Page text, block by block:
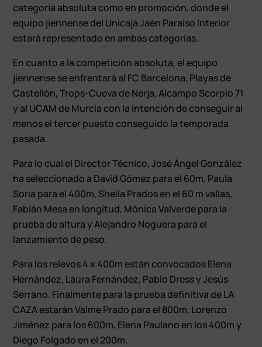
categoría absoluta como en promoción, donde el
equipo jiennense del Unicaja Jaén Paraíso Interior
estará representado en ambas categorías.
En cuanto a la competición absoluta, el equipo
jiennense se enfrentará al FC Barcelona, Playas de
Castellón, Trops-Cueva de Nerja, Alcampo Scorpio 71
y al UCAM de Murcia con la intención de conseguir al
menos el tercer puesto conseguido la temporada
pasada.
Para lo cual el Director Técnico, José Ángel González
ha seleccionado a David Gómez para el 60m, Paula
Soria para el 400m, Sheila Prados en el 60 m vallas,
Fabián Mesa en longitud, Mónica Valverde para la
prueba de altura y Alejandro Noguera para el
lanzamiento de peso.
Para los relevos 4 x 400m están convocados Elena
Hernández, Laura Fernández, Pablo Dress y Jesús
Serrano. Finalmente para la prueba definitiva de LA
CAZA estarán Valme Prado para el 800m, Lorenzo
Jiménez para los 600m, Elena Paulano en los 400m y
Diego Folgado en el 200m.